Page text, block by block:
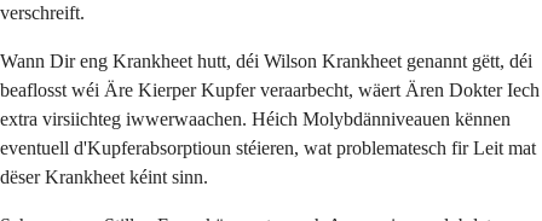
verschreift.
Wann Dir eng Krankheet hutt, déi Wilson Krankheet genannt gëtt, déi
beaflosst wéi Äre Kierper Kupfer veraarbecht, wäert Ären Dokter Iech
extra virsiichteg iwwerwaachen. Héich Molybdänniveauen kënnen
eventuell d'Kupferabsorptioun stéieren, wat problematesch fir Leit mat
dëser Krankheet kéint sinn.